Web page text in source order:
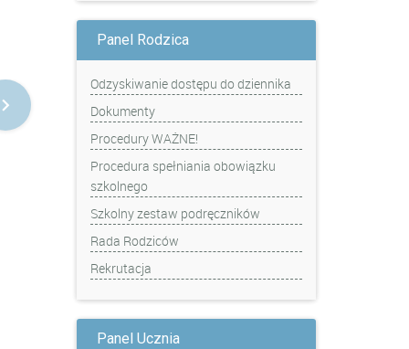
Panel Rodzica
Odzyskiwanie dostępu do dziennika
Dokumenty
Procedury WAŻNE!
Procedura spełniania obowiązku
szkolnego
Szkolny zestaw podręczników
Rada Rodziców
Rekrutacja
Panel Ucznia